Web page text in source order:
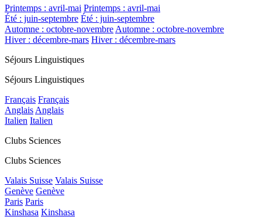
Printemps : avril-mai Printemps : avril-mai
Été : juin-septembre Été : juin-septembre
Automne : octobre-novembre Automne : octobre-novembre
Hiver : décembre-mars Hiver : décembre-mars
Séjours Linguistiques
Séjours Linguistiques
Français Français
Anglais Anglais
Italien Italien
Clubs Sciences
Clubs Sciences
Valais Suisse Valais Suisse
Genève Genève
Paris Paris
Kinshasa Kinshasa